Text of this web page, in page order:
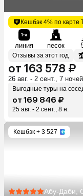
Кешбэк 4% по карте
линия песок
Отзывы за этот год
от 163 578 ₽
26 авг. - 2 сент., 7 ночей
Выгодные туры на
от 169 846 ₽
25 авг. - 2 сент., 8 н.
Кешбэк + 3 527
Абу-Даби,